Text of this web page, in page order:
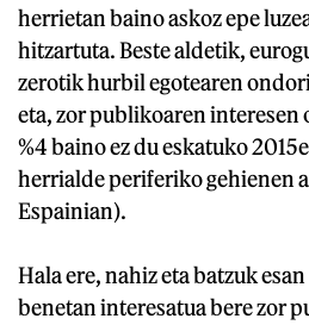
herrietan baino askoz epe
hitzartuta. Beste aldetik,
zerotik hurbil egotearen
eta, zor publikoaren interesen
%4 baino ez du eskatuko
herrialde periferiko gehienen
Espainian).
Hala ere, nahiz eta batzuk
benetan interesatua bere zor